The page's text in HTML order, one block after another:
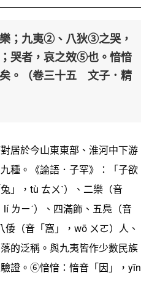
；九夷②、八狄③之哭，
哭者，哀之效⑤也。愔愔
。（卷三十五 文子．精
居於今山東東部、淮河中下游
種。《論語．子罕》：「子欲
」，tù ㄊㄨˋ）、二樂（音
lí ㄌㄧˊ）、四滿飾、五鳧（音
倭（音「窩」，wō ㄨㄛ）人、
的泛稱。與九夷皆作少數民族
證。⑥愔愔：愔音「因」，yīn